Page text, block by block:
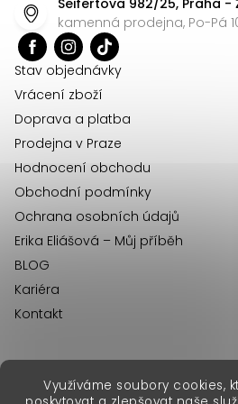
Využíváme soubory cookies,
kamenná prodejna, Po-Pá
Stav objednávky
Vrácení zboží
Doprava a platba
Prodejna v Praze
Hodnocení obchodu
Obchodní podmínky
Ochrana osobních údajů
Erika Eliášová – Můj příběh
BLOG
Kariéra
Kontakt